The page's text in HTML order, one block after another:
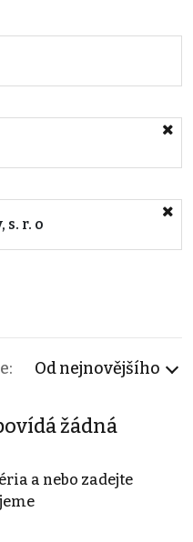
r. o
Od nejnovějšího
žádná
a nebo zadejte